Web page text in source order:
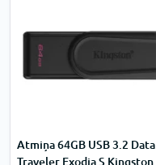
Atmiņa 64GB USB 3.2 Data
Traveler Exodia S Kingston